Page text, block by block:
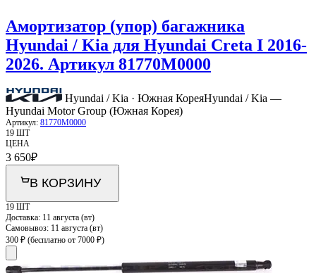
Амортизатор (упор) багажника
Hyundai / Kia для Hyundai Creta I 2016-
2026. Артикул 81770M0000
Hyundai / Kia · Южная КореяHyundai / Kia —
Hyundai Motor Group (Южная Корея)
Артикул: 81770M0000
19 ШТ
ЦЕНА
3 650₽
В КОРЗИНУ
19 ШТ
Доставка: 11 августа (вт)
Самовывоз: 11 августа (вт)
300 ₽ (бесплатно от 7000 ₽)